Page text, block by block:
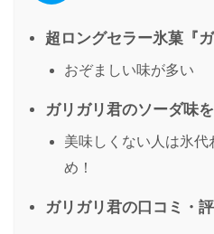
超ロングセラー氷菓『ガ
おぞましい味が多い
ガリガリ君のソーダ味
美味しくない人は氷
め！
ガリガリ君の口コミ・